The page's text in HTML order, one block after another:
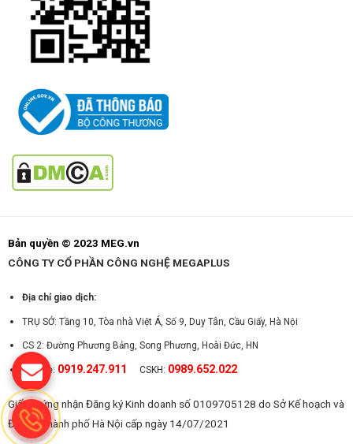
Bản quyền © 2023 MEG.vn
CÔNG TY CỔ PHẦN CÔNG NGHỆ MEGAPLUS
Địa chỉ giao dịch:
TRỤ SỞ: Tầng 10, Tòa nhà Việt Á, Số 9, Duy Tân, Cầu Giấy, Hà Nội
CS 2: Đường Phương Bảng, Song Phương, Hoài Đức, HN
Hotline: 0919.247.911 CSKH: 0989.652.022
Giấy chứng nhận Đăng ký Kinh doanh số 0109705128 do Sở Kế hoạch và
Đầu tư Thành phố Hà Nội cấp ngày 14/07/2021